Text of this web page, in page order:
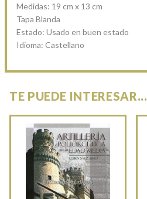
Medidas: 19 cm x 13 cm
Tapa Blanda
Estado: Usado en buen estado
Idioma: Castellano
TE PUEDE INTERESAR...